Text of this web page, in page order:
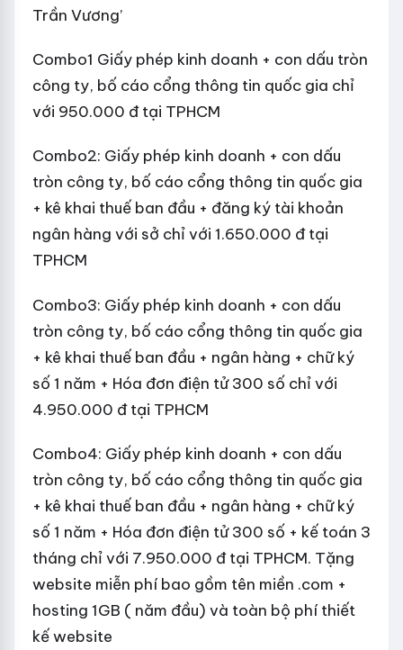
Trần Vương’
Combo1 Giấy phép kinh doanh + con dấu tròn
công ty, bố cáo cổng thông tin quốc gia chỉ
với 950.000 đ tại TPHCM
Combo2: Giấy phép kinh doanh + con dấu
tròn công ty, bố cáo cổng thông tin quốc gia
+ kê khai thuế ban đầu + đăng ký tài khoản
ngân hàng với sở chỉ với 1.650.000 đ tại
TPHCM
Combo3: Giấy phép kinh doanh + con dấu
tròn công ty, bố cáo cổng thông tin quốc gia
+ kê khai thuế ban đầu + ngân hàng + chữ ký
số 1 năm + Hóa đơn điện tử 300 số chỉ với
4.950.000 đ tại TPHCM
Combo4: Giấy phép kinh doanh + con dấu
tròn công ty, bố cáo cổng thông tin quốc gia
+ kê khai thuế ban đầu + ngân hàng + chữ ký
số 1 năm + Hóa đơn điện tử 300 số + kế toán 3
tháng chỉ với 7.950.000 đ tại TPHCM. Tặng
website miễn phí bao gồm tên miền .com +
hosting 1GB ( năm đầu) và toàn bộ phí thiết
kế website